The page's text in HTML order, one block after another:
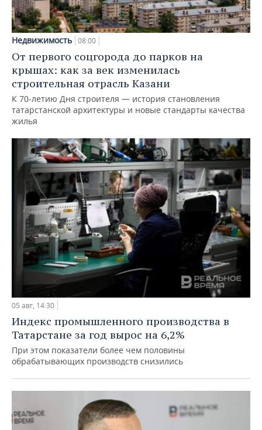
Недвижимость 08:00
От первого соцгорода до парков на
крышах: как за век изменилась
строительная отрасль Казани
К 70-летию Дня строителя — история становления
татарстанской архитектуры и новые стандарты качества
жилья
05 авг, 14:30
Индекс промышленного производства в
Татарстане за год вырос на 6,2%
При этом показатели более чем половины
обрабатывающих производств снизились